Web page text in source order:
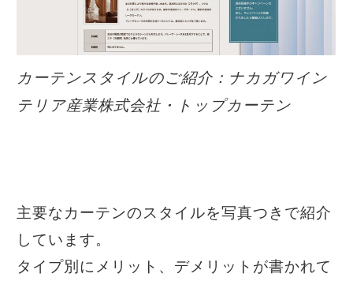
カーテンスタイルのご紹介：ナカガワイン
テリア産業株式会社・トップカーテン
主要なカーテンのスタイルを写真つきで紹介
しています。
タイプ別にメリット、デメリットが書かれて